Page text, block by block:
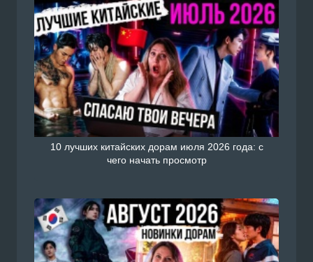
10 лучших китайских дорам июля 2026 года: с
чего начать просмотр